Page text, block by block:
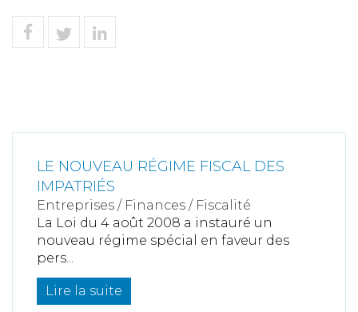
LE NOUVEAU RÉGIME FISCAL DES
IMPATRIÉS
Entreprises / Finances / Fiscalité
La Loi du 4 août 2008 a instauré un
nouveau régime spécial en faveur des
pers...
Lire la suite